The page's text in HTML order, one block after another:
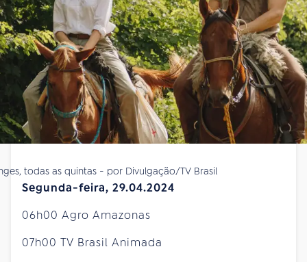
todas as quintas - por Divulgação/TV Brasil
Segunda-feira, 29.04.2024
06h00 Agro Amazonas
07h00 TV Brasil Animada